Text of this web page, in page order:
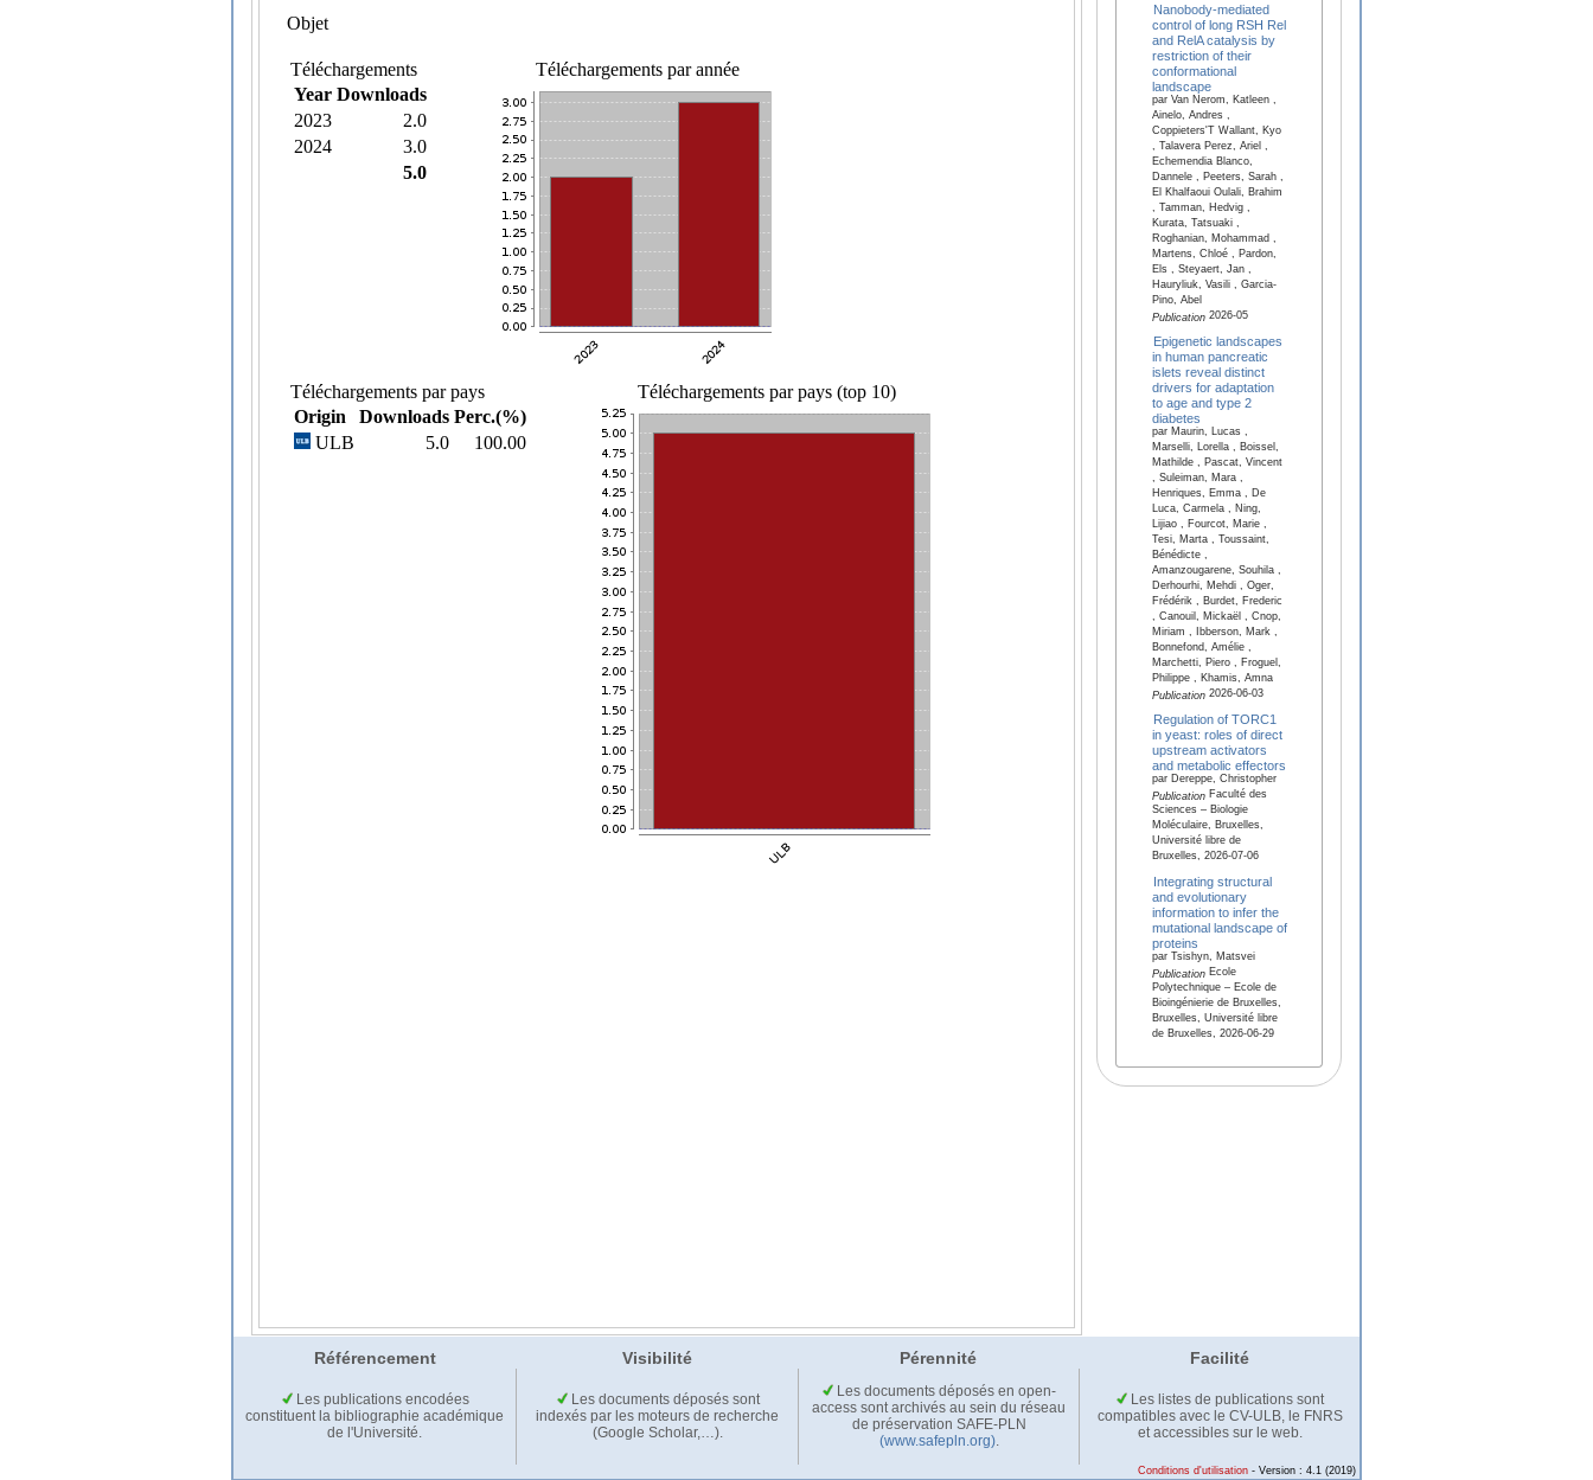
Nanobody-mediated
control of long RSH Rel
and RelA catalysis by
restriction of their
conformational
landscape
par Van Nerom, Katleen ,
Ainelo, Andres ,
Coppieters'T Wallant, Kyo
, Talavera Perez, Ariel ,
Echemendia Blanco,
Dannele , Peeters, Sarah ,
El Khalfaoui Oulali, Brahim
, Tamman, Hedvig ,
Kurata, Tatsuaki ,
Roghanian, Mohammad ,
Martens, Chloé , Pardon,
Els , Steyaert, Jan ,
Hauryliuk, Vasili , Garcia-
Pino, Abel
Publication2026-05
Epigenetic landscapes
in human pancreatic
islets reveal distinct
drivers for adaptation
to age and type 2
diabetes
par Maurin, Lucas ,
Marselli, Lorella , Boissel,
Mathilde , Pascat, Vincent
, Suleiman, Mara ,
Henriques, Emma , De
Luca, Carmela , Ning,
Lijiao , Fourcot, Marie ,
Tesi, Marta , Toussaint,
Bénédicte ,
Amanzougarene, Souhila ,
Derhourhi, Mehdi , Oger,
Frédérik , Burdet, Frederic
, Canouil, Mickaël , Cnop,
Miriam , Ibberson, Mark ,
Bonnefond, Amélie ,
Marchetti, Piero , Froguel,
Philippe , Khamis, Amna
Publication2026-06-03
Regulation of TORC1
in yeast: roles of direct
upstream activators
and metabolic effectors
par Dereppe, Christopher
PublicationFaculté des
Sciences – Biologie
Moléculaire, Bruxelles,
Université libre de
Bruxelles, 2026-07-06
Integrating structural
and evolutionary
information to infer the
mutational landscape of
proteins
par Tsishyn, Matsvei
PublicationEcole
Polytechnique – Ecole de
Bioingénierie de Bruxelles,
Bruxelles, Université libre
de Bruxelles, 2026-06-29
Référencement Visibilité Pérennité Facilité
Les publications encodées
constituent la bibliographie académique
de l'Université.
Les documents déposés sont
indexés par les moteurs de recherche
(Google Scholar,…).
Les documents déposés en open-
access sont archivés au sein du réseau
de préservation SAFE-PLN
(www.safepln.org).
Les listes de publications sont
compatibles avec le CV-ULB, le FNRS
et accessibles sur le web.
Conditions d'utilisation - Version : 4.1 (2019)